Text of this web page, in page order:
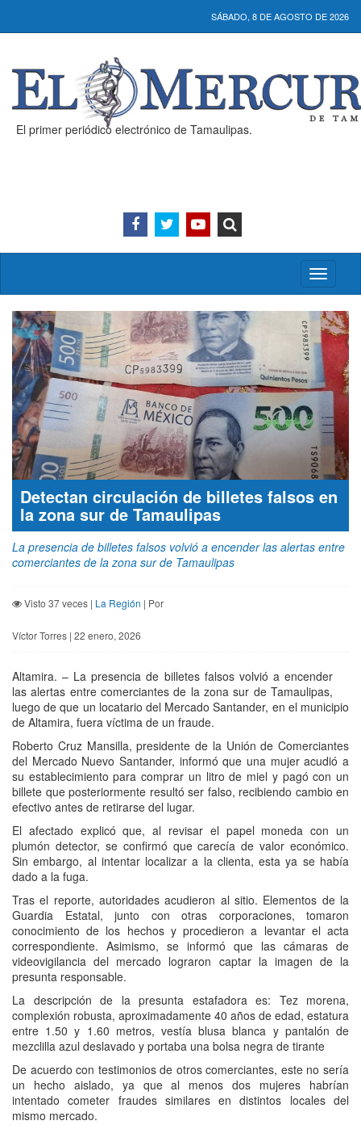
SÁBADO, 8 DE AGOSTO DE 2026
El primer periódico electrónico de Tamaulipas.
Activar/
menú
Detectan circulación de billetes falsos en
la zona sur de Tamaulipas
La presencia de billetes falsos volvió a encender las alertas entre
comerciantes de la zona sur de Tamaulipas
Visto 37 veces | La Región | Por
Víctor Torres | 22 enero, 2026
Altamira. – La presencia de billetes falsos volvió a encender
las alertas entre comerciantes de la zona sur de Tamaulipas,
luego de que un locatario del Mercado Santander, en el municipio
de Altamira, fuera víctima de un fraude.
Roberto Cruz Mansilla, presidente de la Unión de Comerciantes
del Mercado Nuevo Santander, informó que una mujer acudió a
su establecimiento para comprar un litro de miel y pagó con un
billete que posteriormente resultó ser falso, recibiendo cambio en
efectivo antes de retirarse del lugar.
El afectado explicó que, al revisar el papel moneda con un
plumón detector, se confirmó que carecía de valor económico.
Sin embargo, al intentar localizar a la clienta, esta ya se había
dado a la fuga.
Tras el reporte, autoridades acudieron al sitio. Elementos de la
Guardia Estatal, junto con otras corporaciones, tomaron
conocimiento de los hechos y procedieron a levantar el acta
correspondiente. Asimismo, se informó que las cámaras de
videovigilancia del mercado lograron captar la imagen de la
presunta responsable.
La descripción de la presunta estafadora es: Tez morena,
complexión robusta, aproximadamente 40 años de edad, estatura
entre 1.50 y 1.60 metros, vestía blusa blanca y pantalón de
mezclilla azul deslavado y portaba una bolsa negra de tirante
De acuerdo con testimonios de otros comerciantes, este no sería
un hecho aislado, ya que al menos dos mujeres habrían
intentado cometer fraudes similares en distintos locales del
mismo mercado.